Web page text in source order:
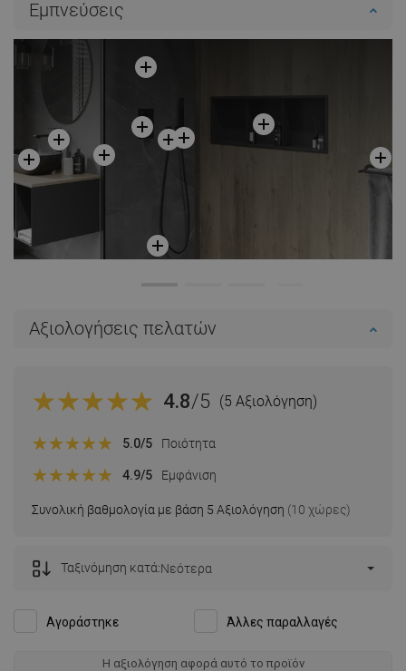
Εμπνεύσεις
Αξιολογήσεις πελατών
4.8/5 (5 Αξιολόγηση)
Συνολική βαθμολογία με βάση 5 Αξιολόγηση (10 χώρες)
5.0/5 Ποιότητα
4.9/5 Εμφάνιση
Αγοράστηκε Άλλες παραλλαγές
Ταξινόμηση κατά:Νεότερα
Η αξιολόγηση αφορά αυτό το προϊόν